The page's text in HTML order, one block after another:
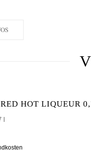
HOT LIQUEUR
l